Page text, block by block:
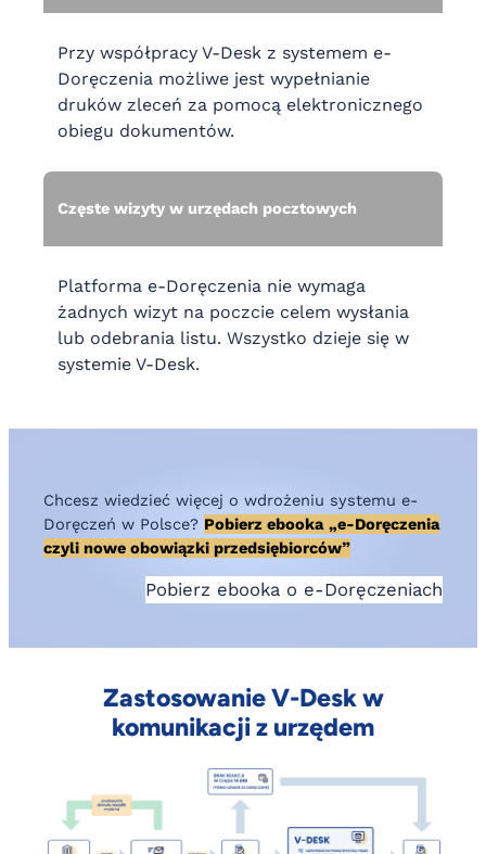
Przy współpracy V-Desk z systemem e-
Doręczenia możliwe jest wypełnianie
druków zleceń za pomocą elektronicznego
obiegu dokumentów.
Częste wizyty w urzędach pocztowych
Platforma e-Doręczenia nie wymaga
żadnych wizyt na poczcie celem wysłania
lub odebrania listu. Wszystko dzieje się w
systemie V-Desk.
Chcesz wiedzieć więcej o wdrożeniu systemu e-
Doręczeń w Polsce? Pobierz ebooka „e-Doręczenia
czyli nowe obowiązki przedsiębiorców”
Pobierz ebooka o e-Doręczeniach
Zastosowanie V-Desk w
komunikacji z urzędem